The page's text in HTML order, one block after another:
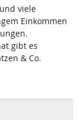
viele
Einkommen
gibt es
& Co.